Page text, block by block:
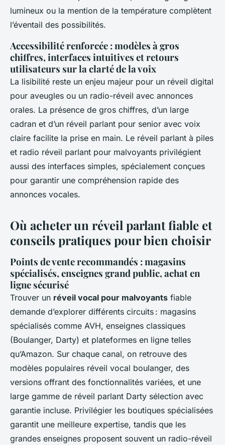
lumineux ou la mention de la température complètent
l’éventail des possibilités.
Accessibilité renforcée : modèles à gros
chiffres, interfaces intuitives et retours
utilisateurs sur la clarté de la voix
La lisibilité reste un enjeu majeur pour un réveil digital
pour aveugles ou un radio-réveil avec annonces
orales. La présence de gros chiffres, d’un large
cadran et d’un réveil parlant pour senior avec voix
claire facilite la prise en main. Le réveil parlant à piles
et radio réveil parlant pour malvoyants privilégient
aussi des interfaces simples, spécialement conçues
pour garantir une compréhension rapide des
annonces vocales.
Où acheter un réveil parlant fiable et
conseils pratiques pour bien choisir
Points de vente recommandés : magasins
spécialisés, enseignes grand public, achat en
ligne sécurisé
Trouver un réveil vocal pour malvoyants fiable
demande d’explorer différents circuits : magasins
spécialisés comme AVH, enseignes classiques
(Boulanger, Darty) et plateformes en ligne telles
qu’Amazon. Sur chaque canal, on retrouve des
modèles populaires réveil vocal boulanger, des
versions offrant des fonctionnalités variées, et une
large gamme de réveil parlant Darty sélection avec
garantie incluse. Privilégier les boutiques spécialisées
garantit une meilleure expertise, tandis que les
grandes enseignes proposent souvent un radio-réveil